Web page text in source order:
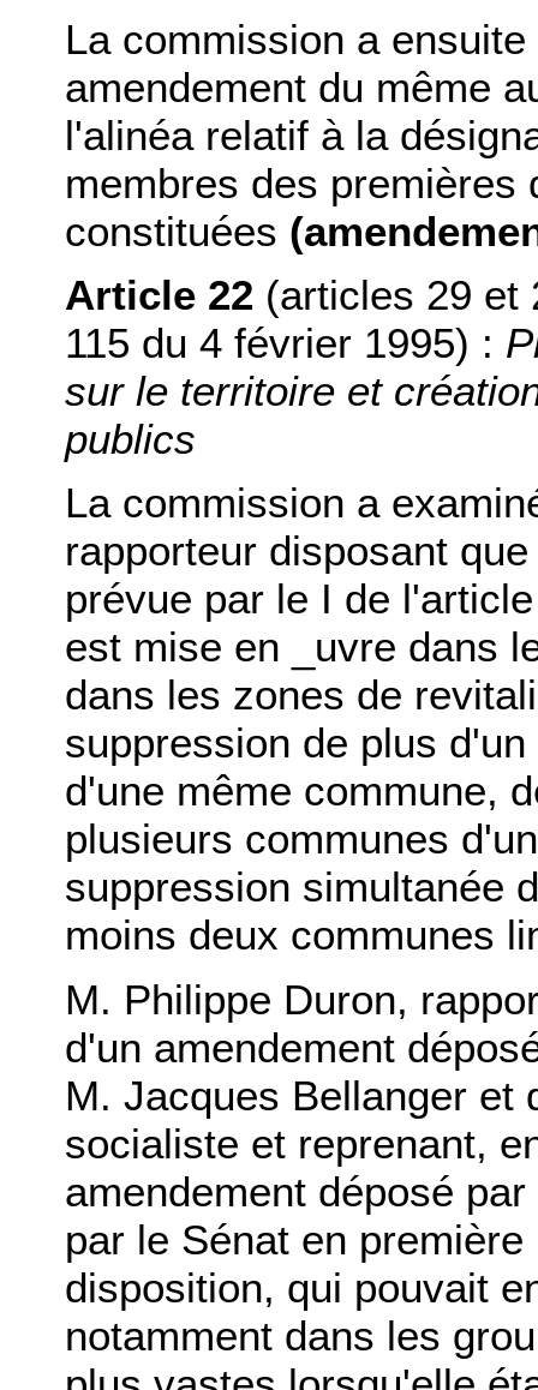
La commission a ensuite
amendement du même
l'alinéa relatif à la
membres des premières
constituées
Article 22 (articles 29 et
115 du 4 février 1995) :
sur le territoire et
publics
La commission a
rapporteur disposant
prévue par le I de
est mise en _uvre dans
dans les zones de
suppression de plus
d'une même commune,
plusieurs communes
suppression simultanée
moins deux communes
M. Philippe Duron,
d'un amendement
M. Jacques Bellanger et
socialiste et reprenant,
amendement déposé
par le Sénat en
disposition, qui pouvait
notamment dans les